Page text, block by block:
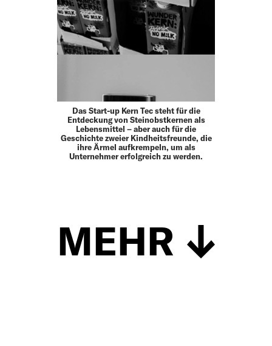
Das Start-up Kern Tec steht für die
Entdeckung von Steinobstkernen als
Lebensmittel – aber auch für die
Geschichte zweier Kindheitsfreunde, die
ihre Ärmel aufkrempeln, um als
Unternehmer erfolgreich zu werden.
MEHR